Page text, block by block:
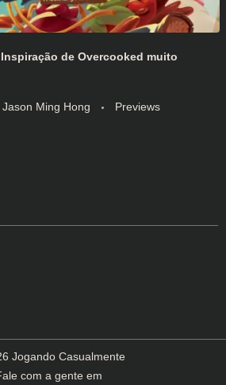
de Overcooked muito
Jason Ming Hong Previews
Jogando Casualmente
com a gente em